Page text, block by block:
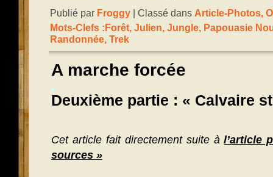
Publié par Froggy | Classé dans Article-Photos,
Mots-Clefs :Forêt, Julien, Jungle, Papouasie
Randonnée, Trek
A marche forcée
.
Deuxième partie : « Calvaire
.
Cet article fait directement suite àl’article
sources »
.